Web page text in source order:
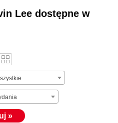
Lee dostępne w
»